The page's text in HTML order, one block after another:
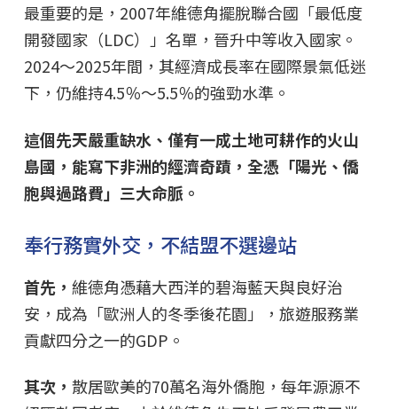
最重要的是，2007年維德角擺脫聯合國「最低度
開發國家（LDC）」名單，晉升中等收入國家。
2024〜2025年間，其經濟成長率在國際景氣低迷
下，仍維持4.5％〜5.5％的強勁水準。
這個先天嚴重缺水、僅有一成土地可耕作的火山
島國，能寫下非洲的經濟奇蹟，全憑「陽光、僑
胞與過路費」三大命脈。
奉行務實外交，不結盟不選邊站
首先， 維德角憑藉大西洋的碧海藍天與良好治
安，成為「歐洲人的冬季後花園」，旅遊服務業
貢獻四分之一的GDP。
其次， 散居歐美的70萬名海外僑胞，每年源源不